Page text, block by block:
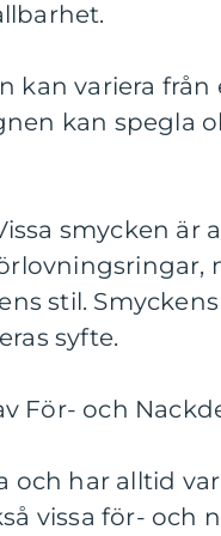
kan variera
kan spegla
smycken är
stil.
syfte.
För- och
och har alltid
vissa för- och